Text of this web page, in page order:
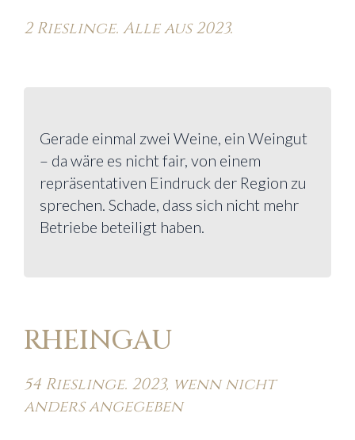
2 Rieslinge. Alle aus 2023.
Gerade einmal zwei Weine, ein Weingut
– da wäre es nicht fair, von einem
repräsentativen Eindruck der Region zu
sprechen. Schade, dass sich nicht mehr
Betriebe beteiligt haben.
RHEINGAU
54 Rieslinge. 2023, wenn nicht
anders angegeben